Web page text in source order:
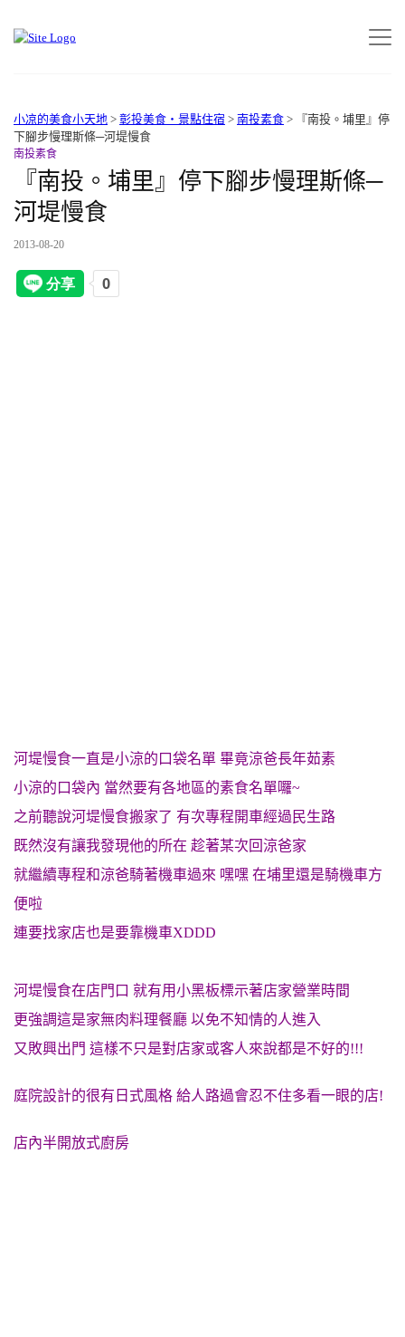
小凉的美食小天地 > 彰投美食‧景點住宿 > 南投素食 >
『南投。埔里』停
下腳步慢理斯條─河堤慢食
南投素食
『南投。埔里』停下腳步慢理斯條─
河堤慢食
2013-08-20
河堤慢食一直是小涼的口袋名單 畢竟涼爸長年茹素
小涼的口袋內 當然要有各地區的素食名單囉~
之前聽說河堤慢食搬家了 有次專程開車經過民生路
既然沒有讓我發現他的所在 趁著某次回涼爸家
就繼續專程和涼爸騎著機車過來 嘿嘿 在埔里還是騎機車方
便啦
連要找家店也是要靠機車XDDD
河堤慢食在店門口 就有用小黑板標示著店家營業時間
更強調這是家無肉料理餐廳 以免不知情的人進入
又敗興出門 這樣不只是對店家或客人來說都是不好的!!!
庭院設計的很有日式風格 給人路過會忍不住多看一眼的店!
店內半開放式廚房